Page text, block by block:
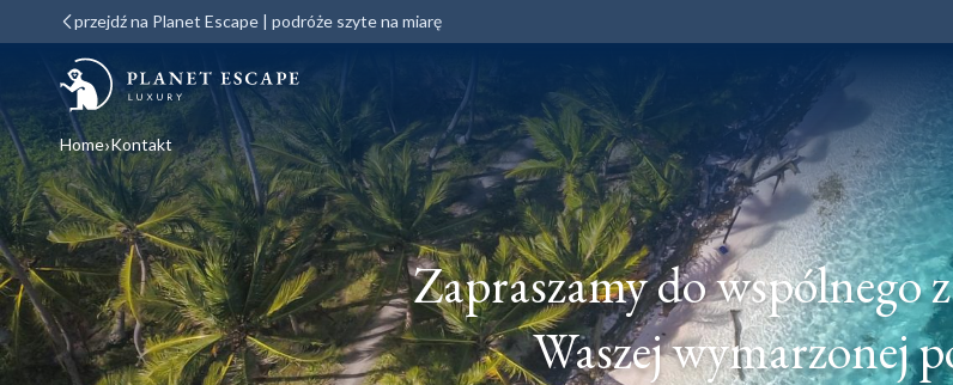
przejdź na Planet Escape | podróże szyte na miarę
Home Kontakt
Zapraszamy do wspólnego
Waszej wymarzonej